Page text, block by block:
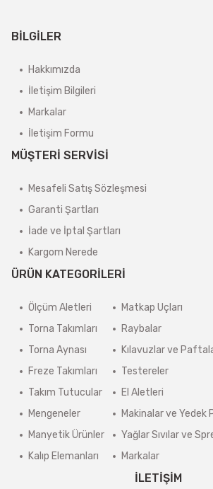
BİLGİLER
Hakkımızda
İletişim Bilgileri
Markalar
İletişim Formu
MÜŞTERİ SERVİSİ
Mesafeli Satış Sözleşmesi
Garanti Şartları
İade ve İptal Şartları
Kargom Nerede
ÜRÜN KATEGORİLERİ
Ölçüm Aletleri
Torna Takımları
Torna Aynası
Freze Takımları
Takım Tutucular
Mengeneler
Manyetik Ürünler
Kalıp Elemanları
Matkap Uçları
Raybalar
Kılavuzlar ve
Testereler
El Aletleri
Makinalar ve Yedek
Yağlar Sıvılar ve
Markalar
İLETİŞİM